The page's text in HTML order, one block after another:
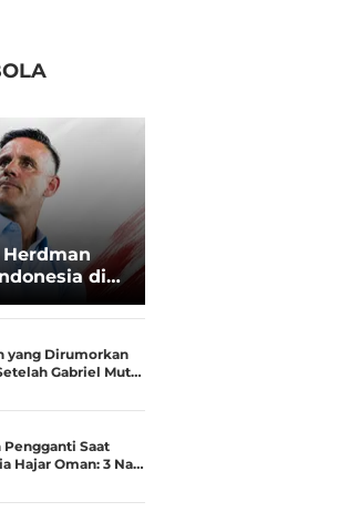
di
Menjadi
yang Dirumorkan
Gabriel Mut…
Pengganti Saat
Hajar Oman: 3 Na…